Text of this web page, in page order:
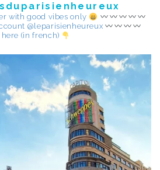
with good vibes only
@leparisienheureux
(in french)